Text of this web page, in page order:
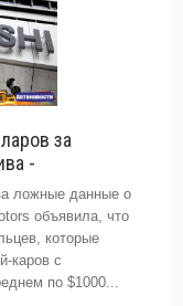
за
-
ложные данные о
объявила, что
которые
каров с
по $1000...